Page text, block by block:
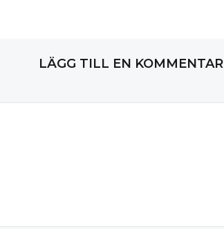
LÄGG TILL EN KOMMENTAR